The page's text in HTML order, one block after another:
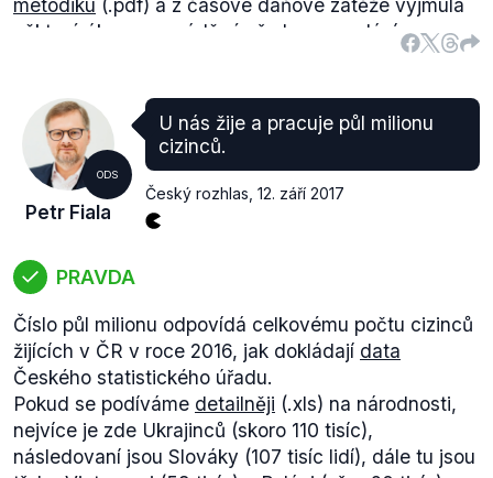
Pro Českou republiku zatím nemáme k dispozici
dostatečně dlouhou časovou řadu, elektronická
evidence tržeb bylaspuštěna
vlna, další následovala v březnu 2017). Podíváme-li
se na měsíční data (vlastní dopočet z měsíčně
zveřejňovanýchúdajů o pokladním plnění, celostátní
metodiku (.pdf) a z časové daňové zátěže vyjmula
některé úkony prováděné před a po podání
daňového přiznání. V této nové metodice se Česká
upravení dat z roku 2016 podle této nové metodiky
bychom byli též na 53. místě).
Předseda ODS uvádí data z roku 2016. Jelikož tyto
ekonomické ukazatele neporovnává žádný jiný
žebříček a aktuální data jsou na internetu přístupná
nepravdivý.
ODS
Petr Fiala
U nás žije a pracuje půl milionu
cizinců.
Český rozhlas 12. září 2017
PRAVDA
Číslo půl milionu odpovídá celkovému počtu cizinců
žijících v ČR v roce 2016, jak dokládají data
Českého statistického úřadu.
Pokud se podíváme detailněji (.xls) na národnosti,
nejvíce je zde Ukrajinců (skoro 110 tisíc),
následovaní jsou Slováky (107 tisíc lidí), dále tu jsou